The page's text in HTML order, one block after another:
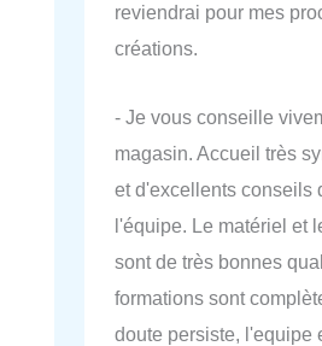
reviendrai pour mes
créations.
- Je vous conseille
magasin. Accueil très
et d'excellents conseils
l'équipe. Le matériel et
sont de très bonnes
formations sont
doute persiste, l'equipe